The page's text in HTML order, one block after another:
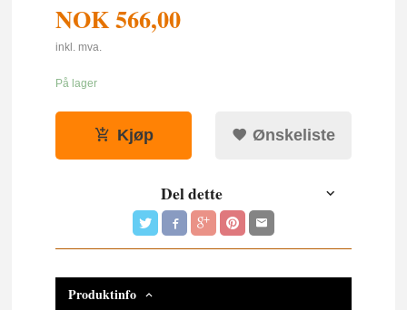
NOK566,00
inkl. mva.
På lager
Kjøp Ønskeliste
Del dette
Produktinfo